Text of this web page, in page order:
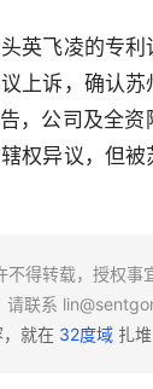
英飞凌的专
上诉，确认苏
，公司及全
权异议，但
得转载，授权事
请联系
就在 32度域扎堆